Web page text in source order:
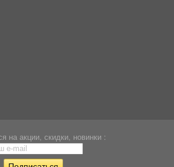
на акции, скидки, новинки :